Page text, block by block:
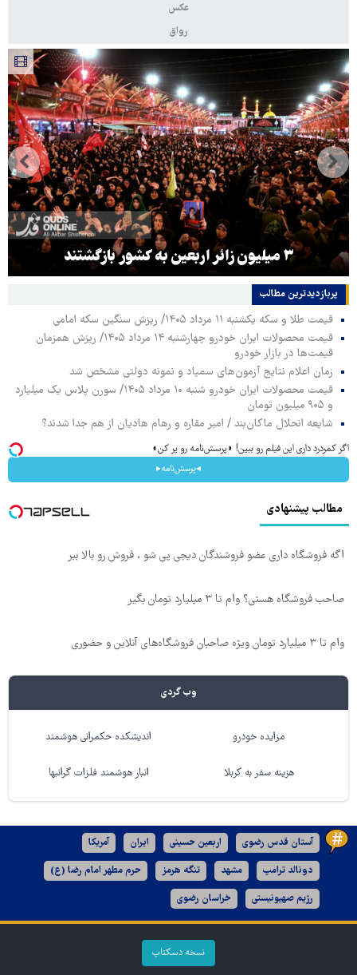
عکس
رواق
۳ میلیون زائر اربعین به کشور بازگشتند
پربازدیدترین‌ مطالب
قیمت طلا و سکه یکشنبه ۱۱ مرداد ۱۴۰۵/ ریزش سنگین سکه امامی
قیمت محصولات ایران خودرو چهارشنبه ۱۴ مرداد ۱۴۰۵/ ریزش همزمان
قیمت‌ها در بازار خودرو
زمان اعلام نتایج آزمون‌های سمپاد و نمونه دولتی مشخص شد
قیمت محصولات ایران خودرو شنبه ۱۰ مرداد ۱۴۰۵/ سورن پلاس یک میلیارد
و ۹۰۵ میلیون تومان
شایعه انحلال ماکان‌بند / امیر مقاره و رهام هادیان از هم جدا شدند؟
اگر کمردرد داری این فیلم رو ببین! ◗پرسش‌نامه رو پر کن◖
◂پرسش‌نامه▸
مطالب پیشنهادی
اگه فروشگاه داری عضو فروشندگان دیجی پی شو ، فروش رو بالا ببر
صاحب فروشگاه هستی؟ وام تا ۳ میلیارد تومان بگیر
وام تا ۳ میلیارد تومان ویژه صاحبان فروشگاه‌های آنلاین و حضوری
وب گردی
مزایده خودرو اندیشکده حکمرانی هوشمند
هزینه سفر به کربلا انبار هوشمند فلزات گرانبها
آستان قدس رضوی اربعین حسینی ایران آمریکا
دونالد ترامپ مشهد تنگه هرمز حرم مطهر امام رضا (ع)
رژیم صهیونیستی خراسان رضوی
نسخه دسکتاپ